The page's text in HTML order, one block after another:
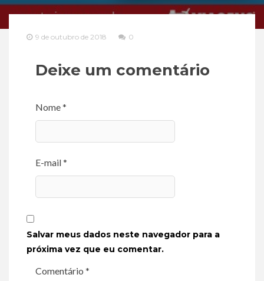
9 de outubro de 2018 0
Deixe um comentário
Nome *
E-mail *
Salvar meus dados neste navegador para a
próxima vez que eu comentar.
Comentário *